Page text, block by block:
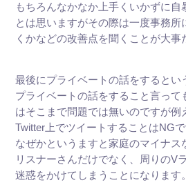
もちろんなかなか上手くいかずに自
とは思いますがその際は一度事務所
くかなどの改善点を聞くことが大事
最後にプライベートの話をするとい
プライベートの話をすること言って
はそこまで問題では無いのですが例
Twitter上でツイートすることはNGで
なぜかというますと家庭のマイナス
リスナーさんだけでなく、周りのV
迷惑をかけてしまうことになります。